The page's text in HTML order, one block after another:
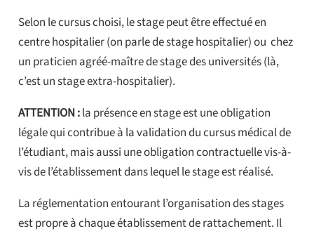
Selon le cursus choisi, le stage peut être effectué en
centre hospitalier (on parle de stage hospitalier) ou chez
un praticien agréé-maître de stage des universités (là,
c’est un stage extra-hospitalier).
ATTENTION :la présence en stage est une obligation
légale qui contribue à la validation du cursus médical de
l’étudiant, mais aussi une obligation contractuelle vis-à-
vis de l’établissement dans lequel le stage est réalisé.
La réglementation entourant l’organisation des stages
est propre à chaque établissement de rattachement. Il